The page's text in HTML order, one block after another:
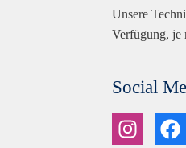
Unsere
Verfügung, je
Social